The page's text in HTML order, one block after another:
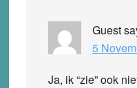
Guest
5
Ja, ik “zie” ook